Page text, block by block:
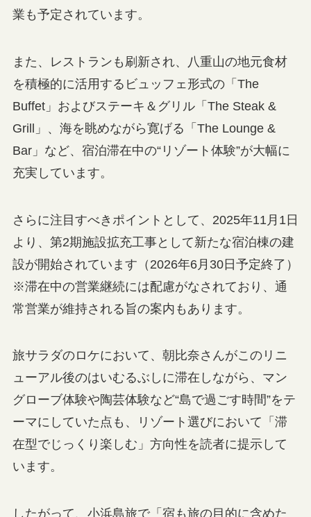
業も予定されています。
また、レストランも刷新され、八重山の地元食材
を積極的に活用するビュッフェ形式の「The
Buffet」およびステーキ＆グリル「The Steak &
Grill」、海を眺めながら寛げる「The Lounge &
Bar」など、宿泊滞在中の“リゾート体験”が大幅に
充実しています。
さらに注目すべきポイントとして、2025年11月1日
より、第2期施設拡充工事として新たな宿泊棟の建
設が開始されています（2026年6月30日予定終了）
※滞在中の営業継続には配慮がなされており、通
常営業が維持される旨の案内もあります。
旅サラダのロケにおいて、朝比奈さんがこのリニ
ューアル後のはいむるぶしに滞在しながら、マン
グローブ体験や陶芸体験など“島で過ごす時間”をテ
ーマにしていた点も、リゾート選びにおいて「滞
在型でじっくり楽しむ」方向性を読者に提示して
います。
したがって、小浜島旅で「宿も旅の目的に含めた